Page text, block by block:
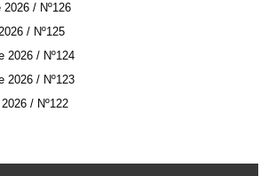
/ Nº126
/ Nº125
2026 / Nº124
2026 / Nº123
/ Nº122